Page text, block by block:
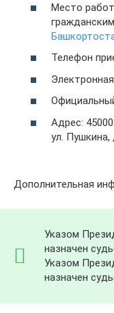
Место
Телефон
Адрес:
ул. Пушкина,
Дополнительная
Указом
назначен
Указом
назначен